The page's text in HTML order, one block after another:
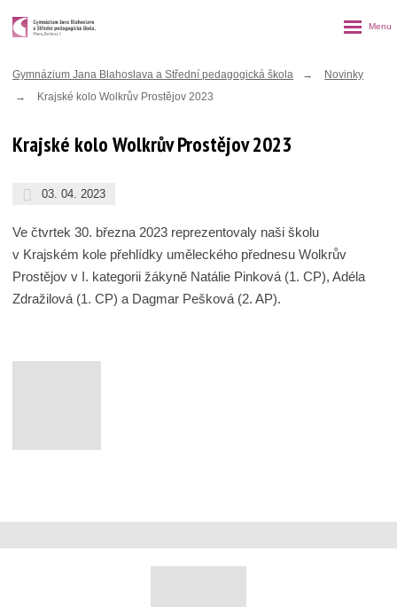
Gymnázium Jana Blahoslava a Střední pedagogická škola
Novinky
Krajské kolo Wolkrův Prostějov 2023
Krajské kolo Wolkrův Prostějov 2023
03. 04. 2023
Ve čtvrtek 30. března 2023 reprezentovaly naši školu
v Krajském kole přehlídky uměleckého přednesu Wolkrův
Prostějov v I. kategorii žákyně Natálie Pinková (1. CP), Adéla
Zdražilová (1. CP) a Dagmar Pešková (2. AP).